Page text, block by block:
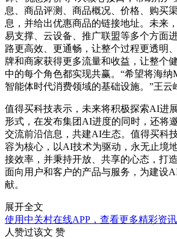
息、商品评测、商品概况、价格、购买
息，并给出优惠商品的链接地址。未来
易支撑、云设备、推广联盟等多个方面
路更高效、更通畅，让整个过程更透明
牌和商家获得更多流量和收益，让整个
中的每个角色都实现共赢。“希望将海纳
智能体时代消费领域的基础设施。”王云
值得买科技表示，未来将积极探索AI进
形式，在发布集团AI进度的同时，还将
交流前沿信息，共建AI生态。值得买科
容为核心，以AI技术为驱动，永无止境
接效率，并秉持开放、共享的心态，打
面向用户和客户的产品与服务，为建设
献。
展开全文
使用中关村在线APP，查看更多精彩资讯
人赞过该文 赞